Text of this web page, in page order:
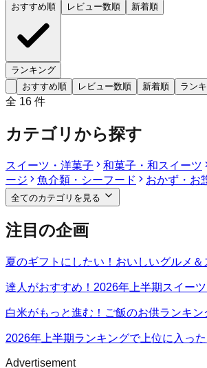
おすすめ順 レビュー数順 新着順
ランキング
おすすめ順
レビュー数順 新着順 ラン
全 16 件
カテゴリから探す
スイーツ・洋菓子 和菓子・和スイーツ
ージ
魚介類・シーフード おかず・お
全てのカテゴリを見る
注目の企画
夏のギフトにしたい！おいしいグルメ＆
達人がおすすめ！2026年上半期スイー
白米がもっと進む！ご飯のお供ランキン
2026年上半期ランキングで上位に入っ
Advertisement